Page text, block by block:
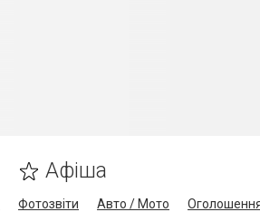
Афіша
Фотозвіти Авто / Мото